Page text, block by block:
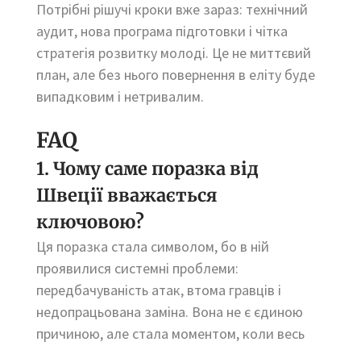
Потрібні рішучі кроки вже зараз: технічний
аудит, нова програма підготовки і чітка
стратегія розвитку молоді. Це не миттєвий
план, але без нього повернення в еліту буде
випадковим і нетривалим.
FAQ
1. Чому саме поразка від
Швеції вважається
ключовою?
Ця поразка стала символом, бо в ній
проявилися системні проблеми:
передбачуваність атак, втома гравців і
недопрацьована заміна. Вона не є єдиною
причиною, але стала моментом, коли весь